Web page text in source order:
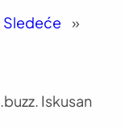
Sledeće »
Iskusan